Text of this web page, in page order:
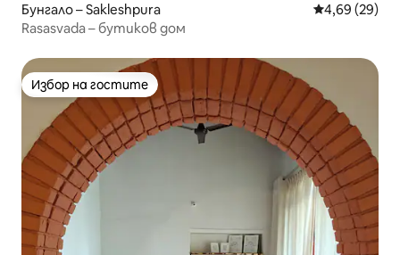
Бунгало – Sakleshpura Средна
4,69 (29)
Rasasvada – бутиков дом
Избор на гостите
Избор на гостите